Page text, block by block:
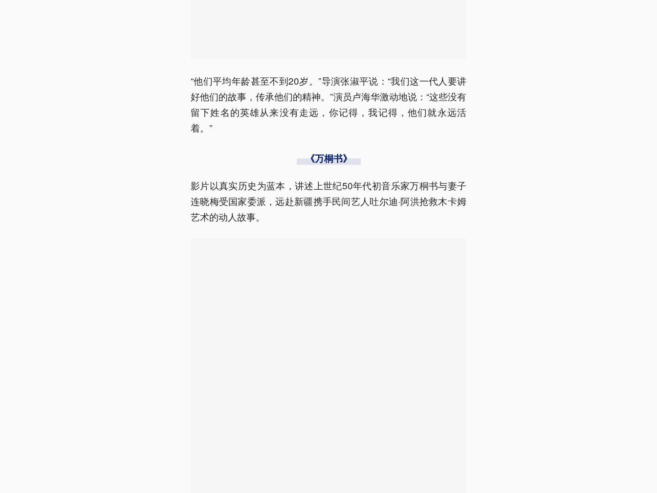
“他们平均年龄甚至不到20岁。”导演张淑平说：“我们这一代人要讲
好他们的故事，传承他们的精神。”演员卢海华激动地说：“这些没有
留下姓名的英雄从来没有走远，你记得，我记得，他们就永远活
着。”
《万桐书》
影片以真实历史为蓝本，讲述上世纪50年代初音乐家万桐书与妻子
连晓梅受国家委派，远赴新疆携手民间艺人吐尔迪·阿洪抢救木卡姆
艺术的动人故事。